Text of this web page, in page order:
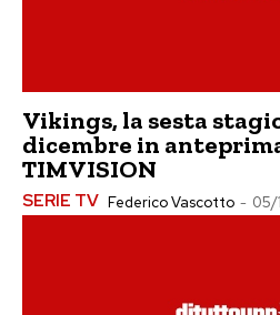
Vikings, la sesta
dicembre in
TIMVISION
SERIE TV Federico Vascotto - 05/